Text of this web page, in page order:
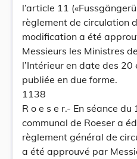
l’article 11
règlement de circulation
modification a été
Messieurs les Ministres
l’Intérieur en date des
publiée en due forme.
1138
R o e s e r.- En séance
communal de Roeser a
règlement général de
a été approuvé par